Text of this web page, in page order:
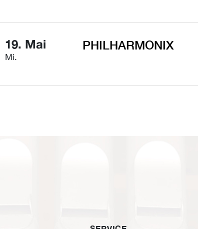
19. Mai
Mi.
PHILHARMONIX